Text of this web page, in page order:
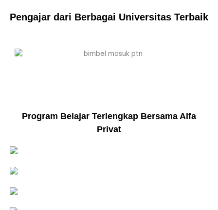
Pengajar dari Berbagai Universitas Terbaik
Program Belajar Terlengkap Bersama Alfa
Privat